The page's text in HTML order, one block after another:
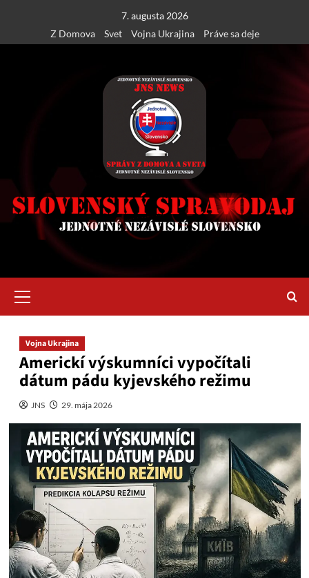
content
7. augusta 2026
Z Domova
Svet Vojna Ukrajina Práve sa deje
Menu
Vojna Ukrajina
Americkí výskumníci vypočítali
dátum pádu kyjevského režimu
JNS 29. mája 2026